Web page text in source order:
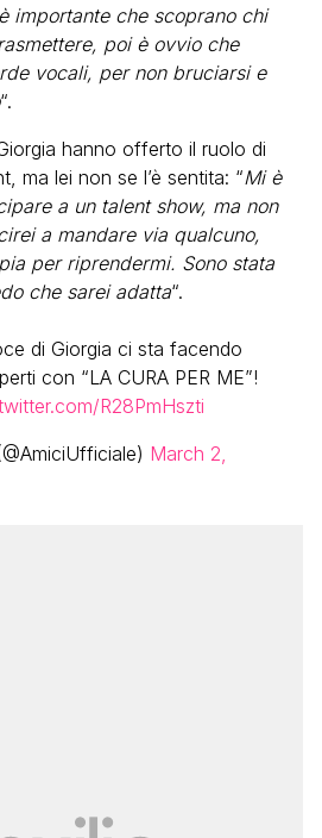
importante che scoprano chi
poi è ovvio che
vocali, per non bruciarsi e
“.
hanno offerto il ruolo di
ma lei non se l’è sentita: “Mi è
a un talent show, ma non
a mandare via qualcuno,
per riprendermi. Sono stata
che sarei adatta“.
di Giorgia ci sta facendo
con “LA CURA PER ME”!
R28PmHszti
March 2,